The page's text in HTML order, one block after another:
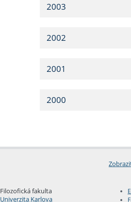
2003
2002
2001
2000
Filozofická fakulta
Univerzita Karlova